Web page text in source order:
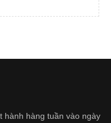
hành hàng tuần vào ngày